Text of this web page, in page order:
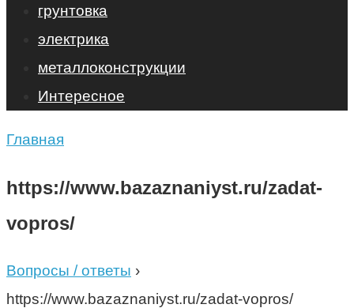
грунтовка
электрика
металлоконструкции
Интересное
Главная
https://www.bazaznaniyst.ru/zadat-
vopros/
Вопросы / ответы ›
https://www.bazaznaniyst.ru/zadat-vopros/